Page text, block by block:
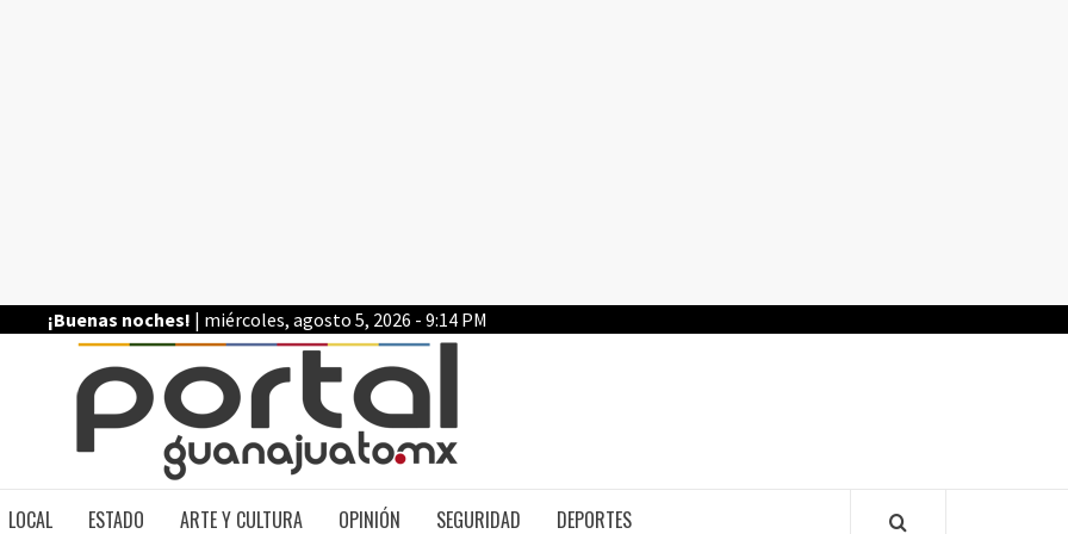
¡Buenas noches! | miércoles, agosto 5, 2026 - 9:14 PM
LOCAL ESTADO ARTE Y CULTURA OPINIÓN SEGURIDAD DEPORTES